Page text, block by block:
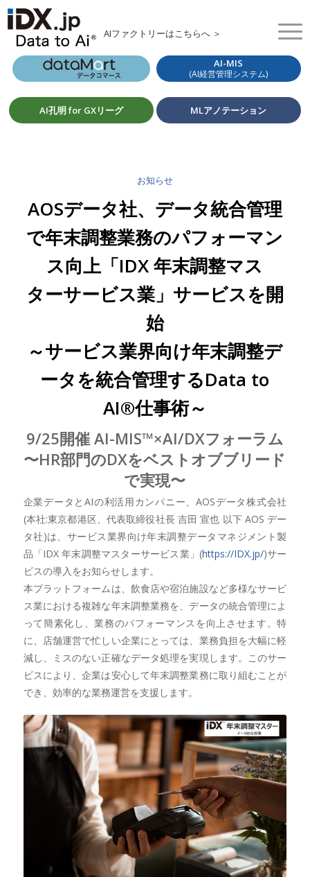
AIファクトリーはこちらへ ＞
AI-MIS
(AI経営管理システム)
AI孔明 for GXリーグ MLアノテーション
お知らせ
AOSデータ社、データ統合管理
で年末調整業務のパフォーマン
ス向上「IDX 年末調整マス
ターサービス業」サービスを開
始
～サービス業界向け年末調整デ
ータを統合管理するData to
AI®仕事術～
9/25開催 AI-MIS™×AI/DXフォーラム
〜HR部門のDXをベストオブブリード
で実現〜
企業データとAIの利活用カンパニー、AOSデータ株式会社
(本社:東京都港区、代表取締役社長 吉田 宣也 以下 AOS デー
タ社)は、サービス業界向け年末調整データマネジメント製
品「IDX 年末調整マスターサービス業」(https://IDX.jp/)サー
ビスの導入をお知らせします。
本プラットフォームは、飲食店や宿泊施設など多様なサービ
ス業における複雑な年末調整業務を、データの統合管理によ
って簡素化し、業務のパフォーマンスを向上させます。特
に、店舗運営で忙しい企業にとっては、業務負担を大幅に軽
減し、ミスのない正確なデータ処理を実現します。このサー
ビスにより、企業は安心して年末調整業務に取り組むことが
でき、効率的な業務運営を支援します。